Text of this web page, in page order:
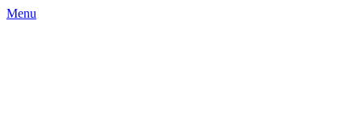
Menu